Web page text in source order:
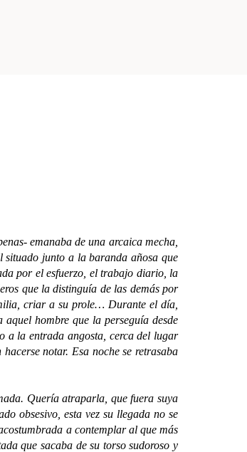
emanaba de una arcaica mecha,
situado junto a la baranda añosa que
por el esfuerzo, el trabajo diario, la
que la distinguía de las demás por
criar a su prole… Durante el día,
hombre que la perseguía desde
a la entrada angosta, cerca del lugar
notar. Esa noche se retrasaba
Quería atraparla, que fuera suya
obsesivo, esta vez su llegada no se
a contemplar al que más
que sacaba de su torso sudoroso y